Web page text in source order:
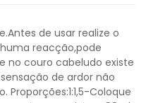
de usar realize o
reacção,pode
no couro cabeludo existe
de ardor não
Coloque